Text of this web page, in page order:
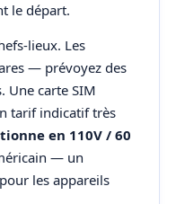
le départ.
lieux. Les
— prévoyez des
Une carte SIM
tarif indicatif très
en 110V / 60
— un
les appareils